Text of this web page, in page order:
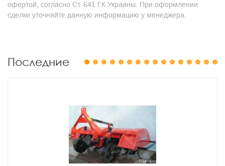
офертой, согласно Ст. 641 ГК Украины. При оформлении
сделки уточняйте данную информацию у менеджера.
Последние 1 2 3 4 5 6 7 8 9 10 11 12 13 14 15 16